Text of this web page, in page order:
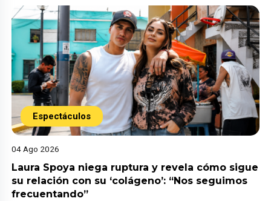
Espectáculos
04 Ago 2026
Laura Spoya niega ruptura y revela cómo sigue
su relación con su ‘colágeno’: “Nos seguimos
frecuentando”